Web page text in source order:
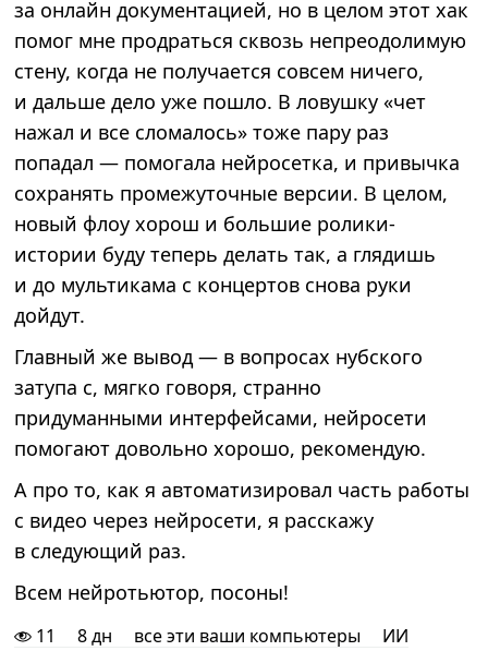
за онлайн документацией, но в целом этот хак
помог мне продраться сквозь непреодолимую
стену, когда не получается совсем ничего,
и дальше дело уже пошло. В ловушку «чет
нажал и все сломалось» тоже пару раз
попадал — помогала нейросетка, и привычка
сохранять промежуточные версии. В целом,
новый флоу хорош и большие ролики-
истории буду теперь делать так, а глядишь
и до мультикама с концертов снова руки
дойдут.
Главный же вывод — в вопросах нубского
затупа с, мягко говоря, странно
придуманными интерфейсами, нейросети
помогают довольно хорошо, рекомендую.
А про то, как я автоматизировал часть работы
с видео через нейросети, я расскажу
в следующий раз.
Всем нейротьютор, посоны!
11 8 дн все эти ваши компьютеры ИИ